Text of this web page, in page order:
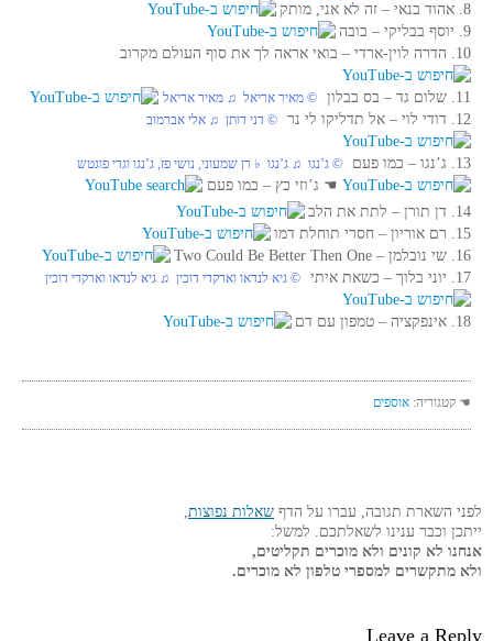
8. אהוד בנאי‏ – זה לא אני, מותק
9. יוסף בבליקי‏ – בובה
10. הדרה לוין-ארדי‏ – בואי אראה לך את סוף העולם מקרוב
11. שלום גד‏ – בס בבלון © מאיר אריאל ♫ מאיר אריאל
12. דודי לוי‏ – אל תדליקו לי נר © דני דותן ♫ אלי אברמוב
13. ג’נגו‏ – כמו פעם © ג’נגו ♫ ג’נגו ♭ רן שמעוני, נושי פז, ג’נגו וגדי פוגטש
☚ ג’וזי כץ – כמו פעם
14. דן תורן‏ – לתת את הלב
15. רם אוריון‏ – חסרי תוחלת דמו
16. שי נובלמן‏ – Two Could Be Better Then One
17. יוני בלוך‏ – כשאת איתי
© גיא לנדאו וארקדי דוכין ♫ גיא לנדאו וארקדי דוכין
18. אינפקציה‏ – טמפון עם דם
☚ קטגוריה: אוספים
לפני השארת תגובה, עברו על הדף שאלות נפוצות,
ייתכן וכבר ענינו לשאלתכם. למשל:
אנחנו לא קונים ולא מוכרים תקליטים,
ולא מתקשרים למספרי טלפון לא מוכרים.
Leave a Reply